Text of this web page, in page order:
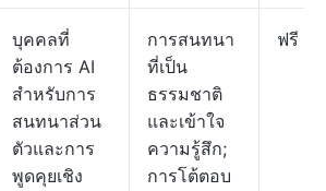
บุคคลที่
ต้องการ AI
สำหรับการ
สนทนาส่วน
ตัวและการ
พูดคุยเชิง
การสนทนา
ที่เป็น
ธรรมชาติ
และเข้าใจ
ความรู้สึก;
การโต้ตอบ
ฟรี